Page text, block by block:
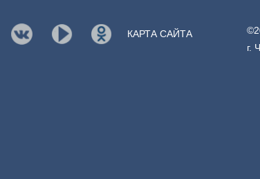
КАРТА САЙТА
г.